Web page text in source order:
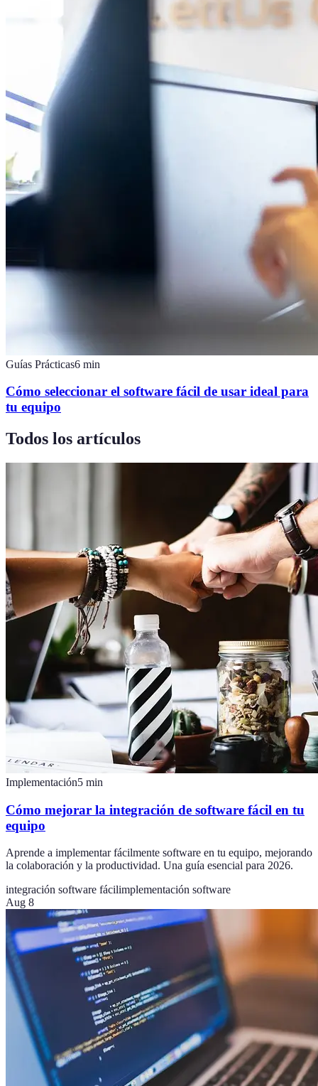
Guías Prácticas6 min
Cómo seleccionar el software fácil de usar ideal para
tu equipo
Todos los artículos
Implementación5 min
Cómo mejorar la integración de software fácil en tu
equipo
Aprende a implementar fácilmente software en tu equipo, mejorando
la colaboración y la productividad. Una guía esencial para 2026.
integración software fácilimplementación software
Aug 8